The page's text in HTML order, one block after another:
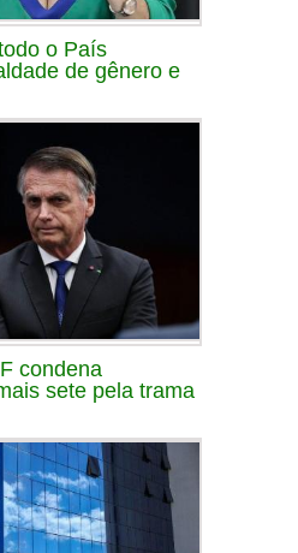
o País
de gênero e
condena
sete pela trama